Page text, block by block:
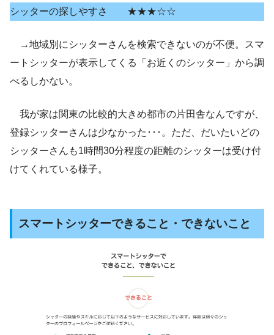
シッターの探しやすさ ★★★☆☆
→地域別にシッターさんを検索できないのが不便。スマ
ートシッターが表示してくる「お近くのシッター」から調
べるしかない。
我が家は関東の比較的大きめ都市の片田舎なんですが、
登録シッターさんは少なかった･･･。ただ、だいたいどの
シッターさんも1時間30分程度の距離のシッターは受け付
けてくれている様子。
スマートシッターできること・できないこと